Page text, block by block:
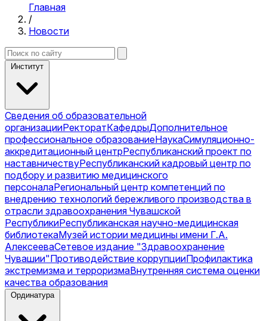
Главная
/
Новости
Институт
Сведения об образовательной
организацииРекторатКафедрыДополнительное
профессиональное образованиеНаукаСимуляционно-
аккредитационный центрРеспубликанский проект по
наставничествуРеспубликанский кадровый центр по
подбору и развитию медицинского
персоналаРегиональный центр компетенций по
внедрению технологий бережливого производства в
отрасли здравоохранения Чувашской
РеспубликиРеспубликанская научно-медицинская
библиотекаМузей истории медицины имени Г.А.
АлексееваСетевое издание "Здравоохранение
Чувашии"Противодействие коррупцииПрофилактика
экстремизма и терроризмаВнутренняя система оценки
качества образования
Ординатура